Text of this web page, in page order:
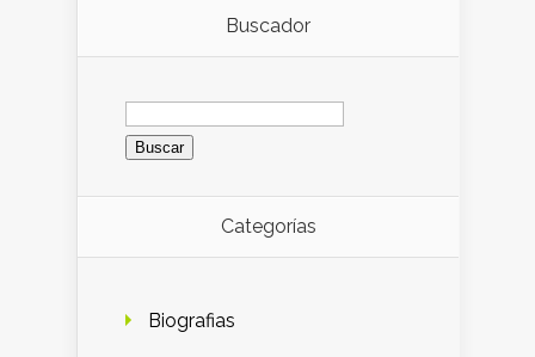
Buscador
Buscar:
Categorías
Biografias